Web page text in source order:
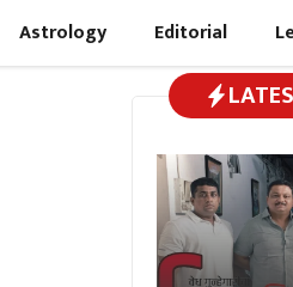
Astrology Editorial